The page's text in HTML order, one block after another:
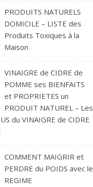
PRODUITS NATURELS
DOMICILE – LISTE des
Produits Toxiques à la
Maison
VINAIGRE de CIDRE de
POMME ses BIENFAITS
et PROPRIETES un
PRODUIT NATUREL – Les
du VINAIGRE de CIDRE
COMMENT MAIGRIR et
PERDRE du POIDS avec le
REGIME